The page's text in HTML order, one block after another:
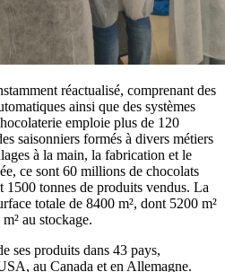
réactualisé, comprenant des
ainsi que des systèmes
emploie plus de 120
saisonniers formés à divers métiers
à la main, la fabrication et le
ce sont 60 millions de chocolats
1500 tonnes de produits vendus. La
totale de 8400 m², dont 5200 m²
au stockage.
ses produits dans 43 pays,
au Canada et en Allemagne.